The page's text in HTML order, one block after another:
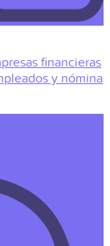
financieras
y nómina